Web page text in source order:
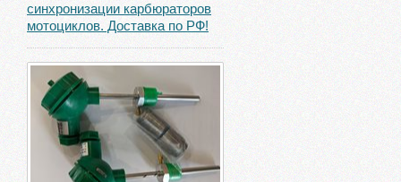
синхронизации карбюраторов
мотоциклов. Доставка по РФ!